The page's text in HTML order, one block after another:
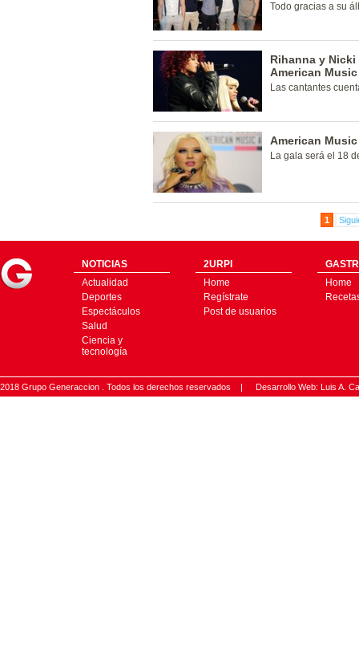
Todo gracias a su
Rihanna y
American
Las cantantes
American
La gala será el 18
1
NOTICIAS
Actualidad
Deportes
Espectáculos
Salud
Ciencia y
tecnología
2URPI
Home
Regístrate
Post de usuarios
Home
2018 Grupo Generaccion . Todos los derechos reservados | Desarrollo Web: Luis